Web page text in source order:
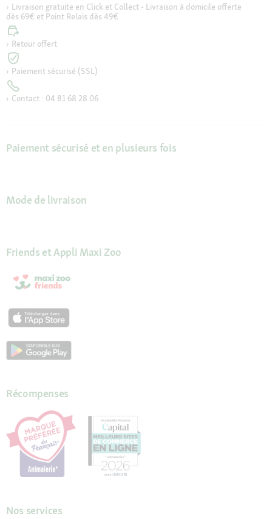
Livraison gratuite en Click et Collect - Livraison à domicile offerte
dès 69€ et Point Relais dès 49€
Retour offert
Paiement sécurisé (SSL)
Contact : 04 81 68 28 06
Paiement sécurisé et en plusieurs fois
Mode de livraison
Friends et Appli Maxi Zoo
Récompenses
Nos services